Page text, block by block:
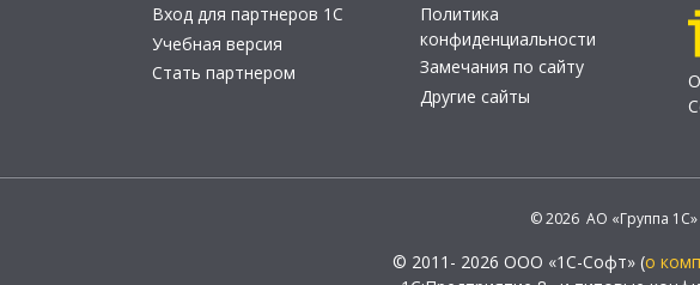
Вход для партнеров 1С
Учебная версия
Стать партнером
Политика
конфиденциальности
Замечания по сайту
Другие сайты
© 2026 АО «Группа
© 2011- 2026 ООО «1С-Софт» (о